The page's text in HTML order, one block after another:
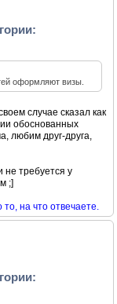
оформляют визы.
случае сказал как
обоснованных
любим друг-друга,
не требуется у
;]
на что отвечаете.